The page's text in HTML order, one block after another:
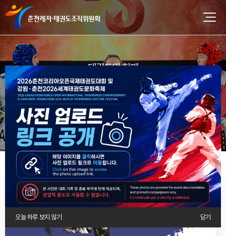
오늘 하루 보지 않기 닫기
공지사항
전체